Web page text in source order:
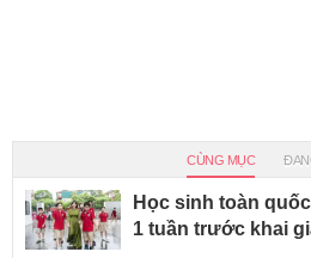
CÙNG MỤC
Học sinh toàn
1 tuần trước khai